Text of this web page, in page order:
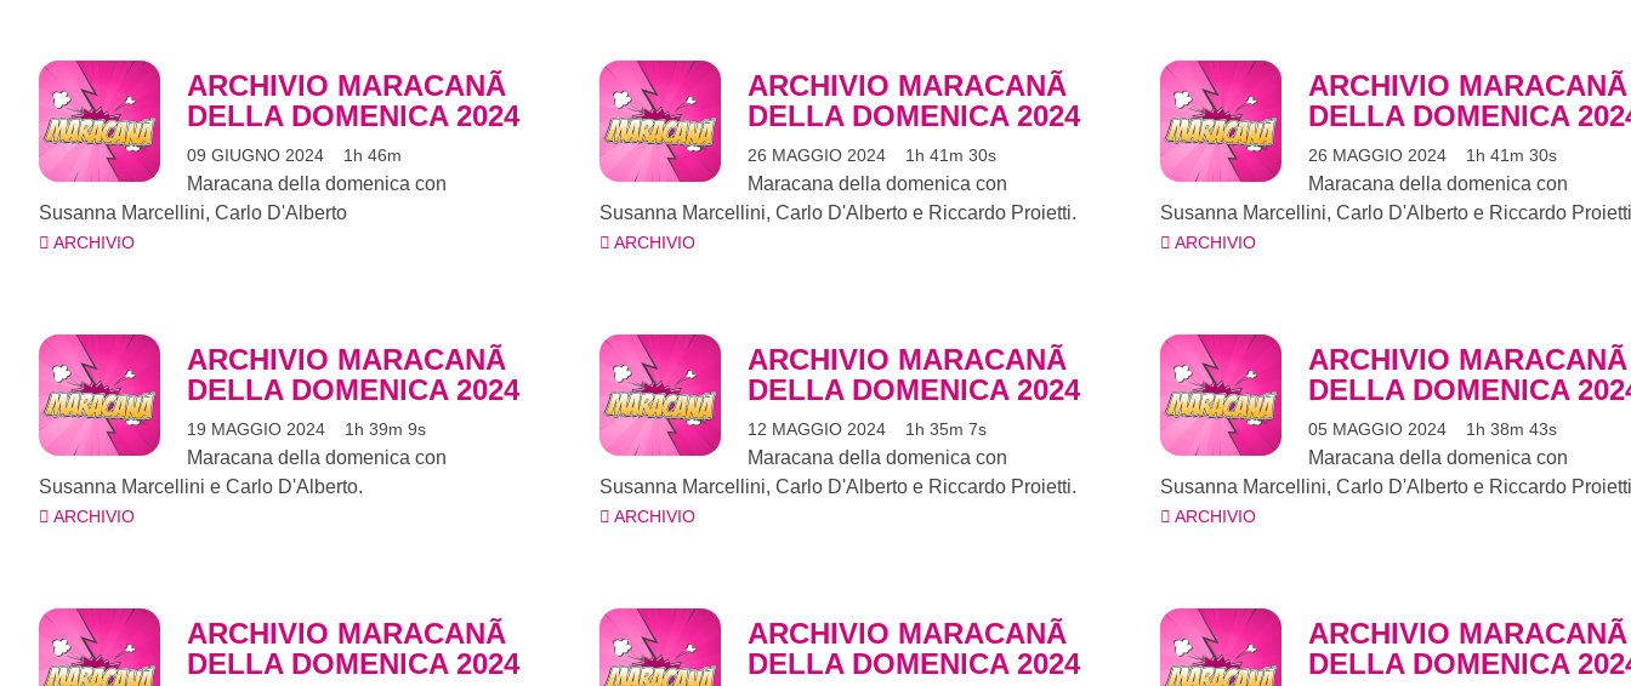
ARCHIVIO MARACANÃ
DELLA DOMENICA 2024
09 GIUGNO 2024 1h 46m
Maracana della domenica con
Susanna Marcellini, Carlo D'Alberto
ARCHIVIO
ARCHIVIO MARACANÃ
DELLA DOMENICA 2024
26 MAGGIO 2024 1h 41m 30s
Maracana della domenica con
Susanna Marcellini, Carlo D'Alberto e Riccardo Proietti.
ARCHIVIO
ARCHIVIO MARACANÃ
DELLA DOMENICA
26 MAGGIO 2024 1h 41m 30s
Maracana della domenica con
Susanna Marcellini, Carlo D'Alberto e Riccardo
ARCHIVIO
ARCHIVIO MARACANÃ
DELLA DOMENICA 2024
19 MAGGIO 2024 1h 39m 9s
Maracana della domenica con
Susanna Marcellini e Carlo D'Alberto.
ARCHIVIO
ARCHIVIO MARACANÃ
DELLA DOMENICA 2024
12 MAGGIO 2024 1h 35m 7s
Maracana della domenica con
Susanna Marcellini, Carlo D'Alberto e Riccardo Proietti.
ARCHIVIO
ARCHIVIO MARACANÃ
DELLA DOMENICA
05 MAGGIO 2024 1h 38m 43s
Maracana della domenica con
Susanna Marcellini, Carlo D'Alberto e Riccardo
ARCHIVIO
ARCHIVIO MARACANÃ
DELLA DOMENICA 2024
ARCHIVIO MARACANÃ
DELLA DOMENICA 2024
ARCHIVIO MARACANÃ
DELLA DOMENICA